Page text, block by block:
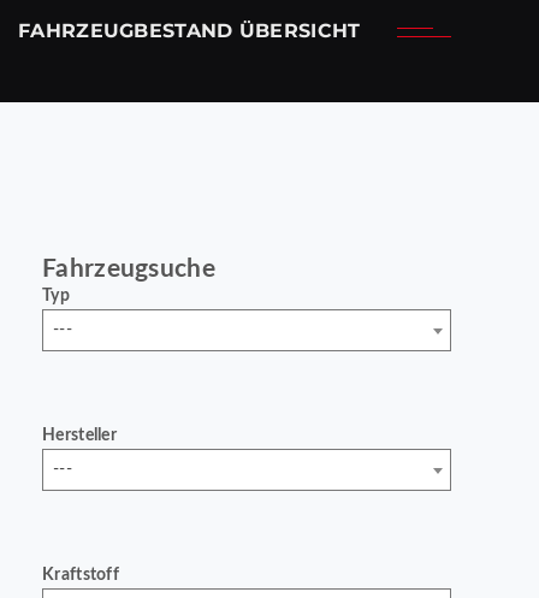
FAHRZEUGBESTAND ÜBERSICHT
Fahrzeugsuche
Typ
---
Hersteller
---
Kraftstoff